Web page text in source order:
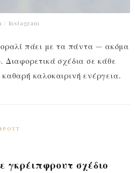
/ Instagram
πάει με τα πάντα — ακόμα
Διαφορετικά σχέδια σε κάθε
καλοκαιρινή ενέργεια.
γκρέιπφρουτ σχέδιο